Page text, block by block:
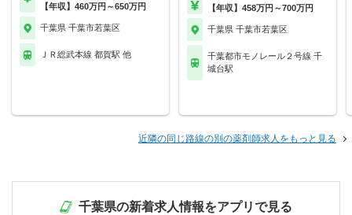
【年収】460万円～650万円
千葉県 千葉市若葉区
ＪＲ総武本線 都賀駅 他
【年収】458万円～700万円
千葉県 千葉市若葉区
千葉都市モノレール２号線 千
城台駅
近隣の同じ路線の別の薬剤師求人をもっと見る
千葉県の新着求人情報をアプリで見る